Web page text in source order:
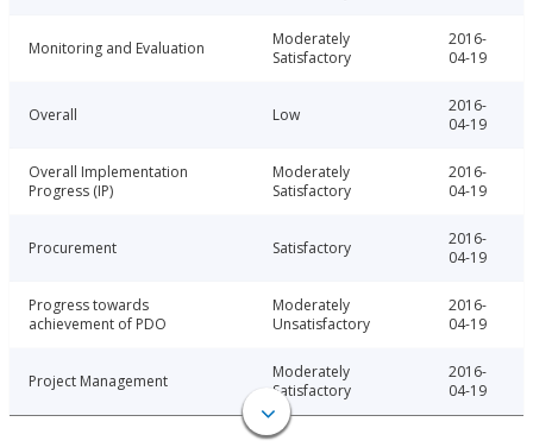
Monitoring and Evaluation
Moderately
Satisfactory
2016-
04-19
Overall Low
2016-
04-19
Overall Implementation
Progress (IP)
Moderately
Satisfactory
2016-
04-19
Procurement Satisfactory
2016-
04-19
Progress towards
achievement of PDO
Moderately
Unsatisfactory
2016-
04-19
Project Management
Moderately
Satisfactory
2016-
04-19